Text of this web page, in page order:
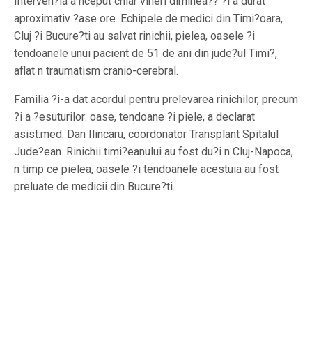
aproximativ ?ase ore. Echipele de medici din Timi?oara,
Cluj ?i Bucure?ti au salvat rinichii, pielea, oasele ?i
tendoanele unui pacient de 51 de ani din jude?ul Timi?,
aflat n traumatism cranio-cerebral.
Familia ?i-a dat acordul pentru prelevarea rinichilor, precum
?i a ?esuturilor: oase, tendoane ?i piele, a declarat
asist.med. Dan Ilincaru, coordonator Transplant Spitalul
Jude?ean. Rinichii timi?eanului au fost du?i n Cluj-Napoca,
n timp ce pielea, oasele ?i tendoanele acestuia au fost
preluate de medicii din Bucure?ti.